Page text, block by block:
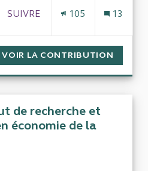
24 ABONNÉS
SUIVRE
105 13
VOIR LA CONTRIBUTION
de recherche et
économie de la